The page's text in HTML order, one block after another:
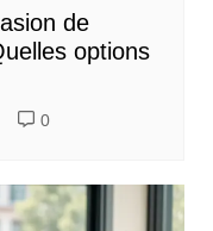
de
options
0